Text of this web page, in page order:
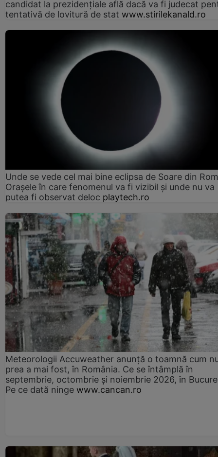
candidat la prezidențiale află dacă va fi judecat
tentativă de lovitură de stat www.stirilekanald.ro
Unde se vede cel mai bine eclipsa de Soare din
Orașele în care fenomenul va fi vizibil și unde nu va
putea fi observat deloc playtech.ro
Meteorologii Accuweather anunță o toamnă cum
prea a mai fost, în România. Ce se întâmplă în
septembrie, octombrie și noiembrie 2026, în
Pe ce dată ninge www.cancan.ro